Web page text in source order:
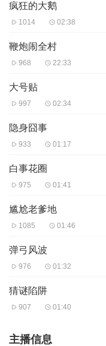
疯狂的大鹅
1014 02:38
鞭炮闹全村
968 22:33
大号贴
997 02:34
隐身囧事
933 01:17
白事花圈
975 01:41
尴尬老爹地
1085 01:46
弹弓风波
976 01:32
猜谜陷阱
907 01:40
主播信息